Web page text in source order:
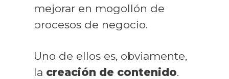
mejorar en mogollón de
procesos de negocio.
Uno de ellos es, obviamente,
la creación de contenido.